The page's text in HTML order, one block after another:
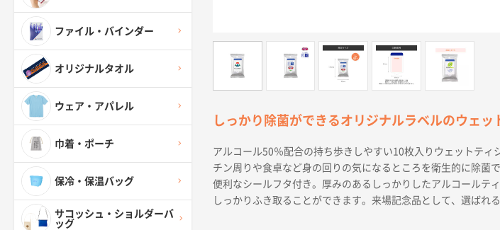
ファイル・バインダー
オリジナルタオル
ウェア・アパレル
巾着・ポーチ
保冷・保温バッグ
サコッシュ・ショルダーバ
ッグ
しっかり除菌ができるオリジナルラベルのウェッ
アルコール50％配合の持ち歩きしやすい10枚入りウェットティ
チン周りや食卓など身の回りの気になるところを衛生的に除菌
便利なシールフタ付き。厚みのあるしっかりしたアルコールテ
しっかりふき取ることができます。来場記念品として、選ばれる